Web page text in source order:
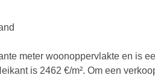
meter woonoppervlakte en is
is 2462 €/m². Om een